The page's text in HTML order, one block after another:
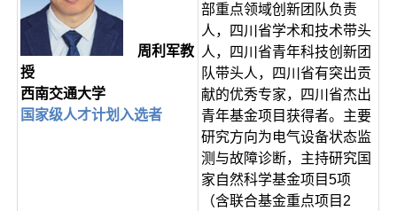
周利军教
授
西南交通大学
国家级人才计划入选者
部重点领域创新团队负责
人，四川省学术和技术带头
人，四川省青年科技创新团
队带头人，四川省有突出贡
献的优秀专家，四川省杰出
青年基金项目获得者。主要
研究方向为电气设备状态监
测与故障诊断，主持研究国
家自然科学基金项目5项
（含联合基金重点项目2